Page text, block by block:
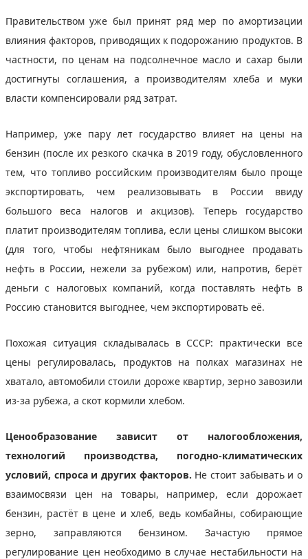
Правительством уже был принят ряд мер по амортизации
влияния факторов, приводящих к подорожанию продуктов. В
частности, по ценам на подсолнечное масло и сахар были
достигнуты соглашения, а производителям хлеба и муки
власти компенсировали ряд затрат.
Например, уже пару лет государство влияет на цены на
бензин (после их резкого скачка в 2019 году, обусловленного
тем, что топливо российским производителям было проще
экспортировать, чем реализовывать в России ввиду
большого веса налогов и акцизов). Теперь государство
платит производителям топлива, если цены слишком высоки
(для того, чтобы нефтяникам было выгоднее продавать
нефть в России, нежели за рубежом) или, напротив, берёт
деньги с налоговых компаний, когда поставлять нефть в
Россию становится выгоднее, чем экспортировать её.
Похожая ситуация складывалась в СССР: практически все
цены регулировалась, продуктов на полках магазинах не
хватало, автомобили стоили дороже квартир, зерно завозили
из-за рубежа, а скот кормили хлебом.
Ценообразование зависит от налогообложения,
технологий производства, погодно-климатических
условий, спроса и других факторов. Не стоит забывать и о
взаимосвязи цен на товары, например, если дорожает
бензин, растёт в цене и хлеб, ведь комбайны, собирающие
зерно, заправляются бензином. Зачастую прямое
регулирование цен необходимо в случае нестабильности на